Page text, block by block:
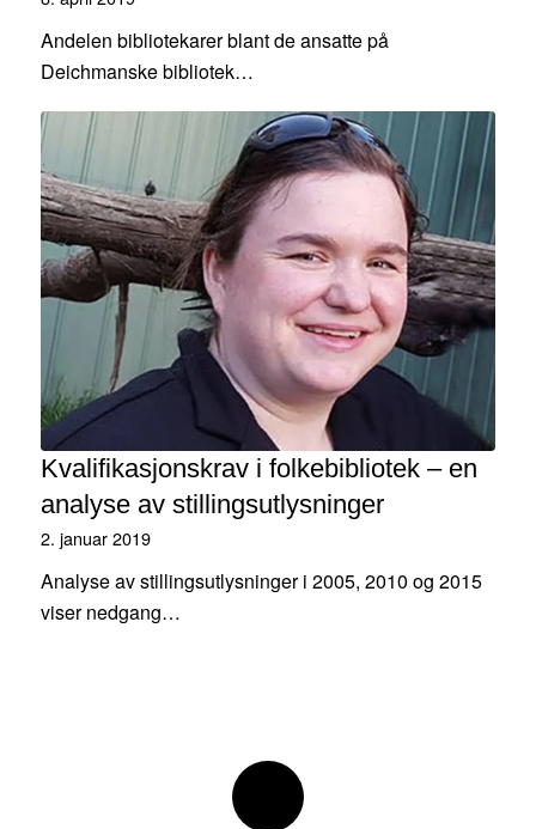
Andelen bibliotekarer blant de ansatte på
Deichmanske bibliotek…
Kvalifikasjonskrav i folkebibliotek – en
analyse av stillingsutlysninger
2. januar 2019
Analyse av stillingsutlysninger i 2005, 2010 og 2015
viser nedgang…